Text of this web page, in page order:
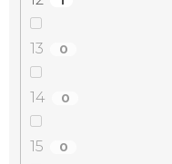
13 0
14 0
15 0